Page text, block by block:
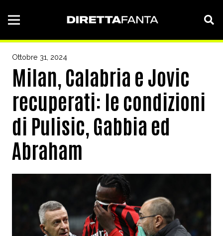
Ottobre 31, 2024
Milan, Calabria e Jovic
recuperati: le condizioni
di Pulisic, Gabbia ed
Abraham